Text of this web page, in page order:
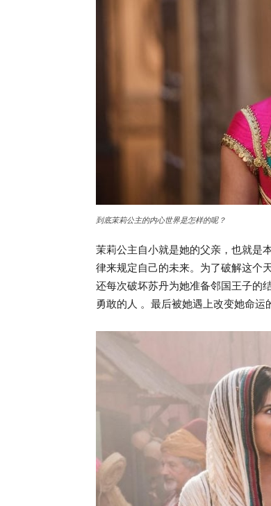
到底茉莉公主的内心世界是怎样的呢？
茉莉公主自小就是她的父亲，也就是
律来规定自己的未来。为了破解这个
还每次破坏苏丹为她准备邻国王子的
勇敢的人 。最后被她遇上改变她命